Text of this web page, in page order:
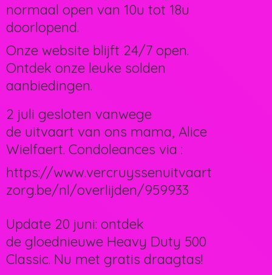
normaal open van 10u tot 18u
doorlopend.
Onze website blijft 24/7 open.
Ontdek onze leuke solden
aanbiedingen.
2 juli gesloten vanwege
de uitvaart van ons mama, Alice
Wielfaert. Condoleances via :
https://www.vercruyssenuitvaart
zorg.be/nl/overlijden/959933
Update 20 juni: ontdek
de gloednieuwe Heavy Duty 500
Classic. Nu met gratis draagtas!